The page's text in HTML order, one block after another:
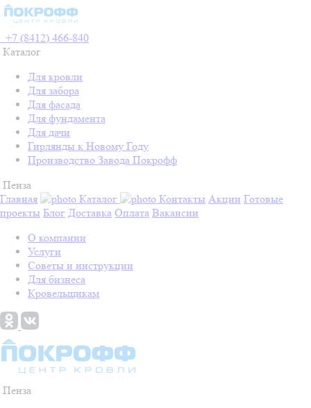
+7 (8412) 466-840
Каталог
Для кровли
Для забора
Для фасада
Для фундамента
Для дачи
Гирлянды к Новому Году
Производство Завода Покрофф
Пенза
Главная
Каталог Контакты Акции Готовые
проекты Блог Доставка Оплата Вакансии
О компании
Услуги
Советы и инструкции
Для бизнеса
Кровельщикам
Пенза